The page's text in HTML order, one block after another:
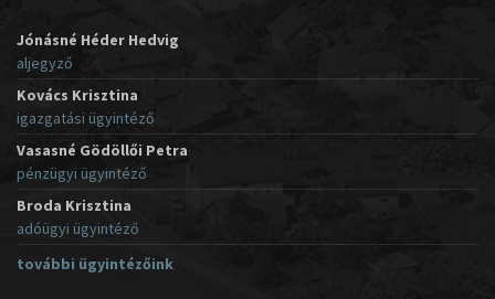
Jónásné Héder Hedvig
aljegyző
Kovács Krisztina
igazgatási ügyintéző
Vasasné Gödöllői Petra
pénzügyi ügyintéző
Broda Krisztina
adóügyi ügyintéző
további ügyintézőink